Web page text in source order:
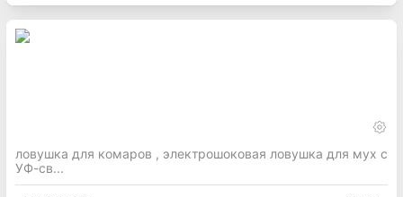
ловушка для комаров , электрошоковая ловушка для мух с
УФ-св...